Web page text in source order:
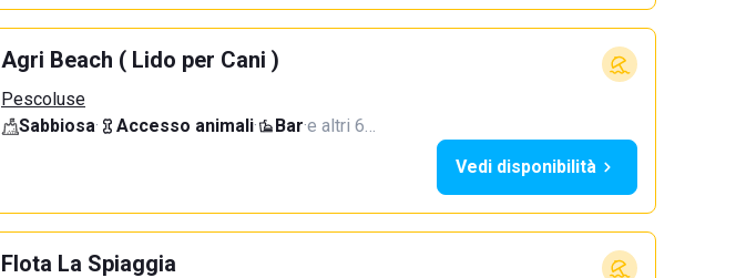
Agri Beach ( Lido per Cani )
Pescoluse
Sabbiosa· Accesso animali· Bar·e altri 6…
Vedi disponibilità
Flota La Spiaggia